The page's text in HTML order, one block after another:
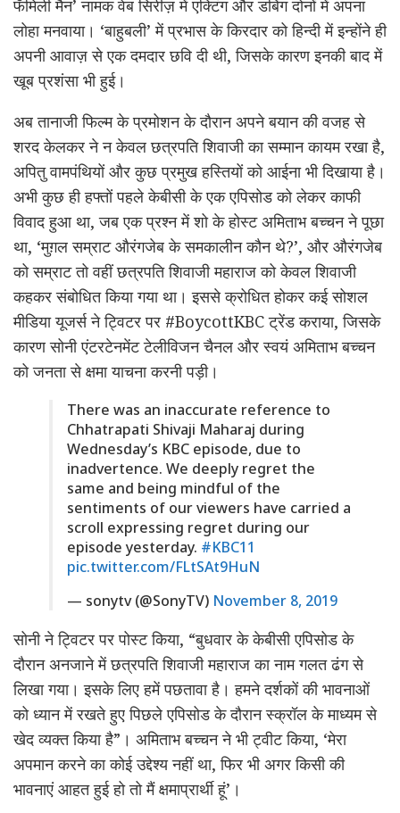
फॅमिली मैन’ नामक वेब सिरीज़ में एक्टिंग और डबिंग दोनों में अपना
लोहा मनवाया। ‘बाहुबली’ में प्रभास के किरदार को हिन्दी में इन्होंने ही
अपनी आवाज़ से एक दमदार छवि दी थी, जिसके कारण इनकी बाद में
खूब प्रशंसा भी हुई।
अब तानाजी फिल्म के प्रमोशन के दौरान अपने बयान की वजह से
शरद केलकर ने न केवल छत्रपति शिवाजी का सम्मान कायम रखा है,
अपितु वामपंथियों और कुछ प्रमुख हस्तियों को आईना भी दिखाया है।
अभी कुछ ही हफ्तों पहले केबीसी के एक एपिसोड को लेकर काफी
विवाद हुआ था, जब एक प्रश्न में शो के होस्ट अमिताभ बच्चन ने पूछा
था, ‘मुग़ल सम्राट औरंगजेब के समकालीन कौन थे?’, और औरंगजेब
को सम्राट तो वहीं छत्रपति शिवाजी महाराज को केवल शिवाजी
कहकर संबोधित किया गया था। इससे क्रोधित होकर कई सोशल
मीडिया यूजर्स ने ट्विटर पर #BoycottKBC ट्रेंड कराया, जिसके
कारण सोनी एंटरटेनमेंट टेलीविजन चैनल और स्वयं अमिताभ बच्चन
को जनता से क्षमा याचना करनी पड़ी।
There was an inaccurate reference to
Chhatrapati Shivaji Maharaj during
Wednesday’s KBC episode, due to
inadvertence. We deeply regret the
same and being mindful of the
sentiments of our viewers have carried a
scroll expressing regret during our
episode yesterday. #KBC11
pic.twitter.com/FLtSAt9HuN
— sonytv (@SonyTV) November 8, 2019
सोनी ने ट्विटर पर पोस्ट किया, “बुधवार के केबीसी एपिसोड के
दौरान अनजाने में छत्रपति शिवाजी महाराज का नाम गलत ढंग से
लिखा गया। इसके लिए हमें पछतावा है। हमने दर्शकों की भावनाओं
को ध्यान में रखते हुए पिछले एपिसोड के दौरान स्क्रॉल के माध्यम से
खेद व्यक्त किया है”। अमिताभ बच्चन ने भी ट्वीट किया, ‘मेरा
अपमान करने का कोई उद्देश्य नहीं था, फिर भी अगर किसी की
भावनाएं आहत हुई हो तो मैं क्षमाप्रार्थी हूं’।